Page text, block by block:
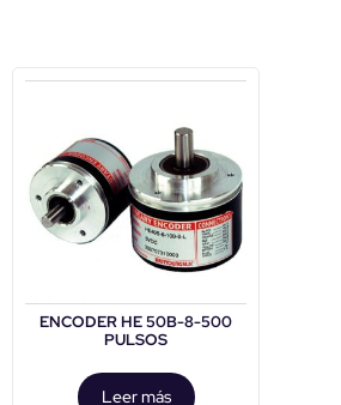
ENCODER HE 50B-8-500
PULSOS
Leer más